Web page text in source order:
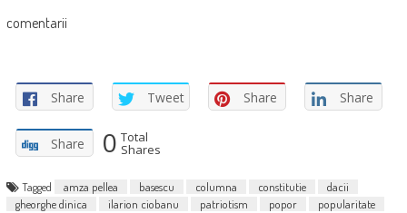
comentarii
Share Tweet Share Share
Share 0 Total
Shares
Tagged amza pellea basescu columna constitutie
dacii
gheorghe dinica
ilarion ciobanu patriotism popor
popularitate